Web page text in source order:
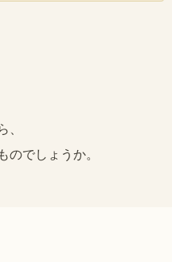
でしょうか。